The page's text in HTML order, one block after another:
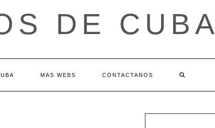
DE CUBA
MAS WEBS CONTACTANOS